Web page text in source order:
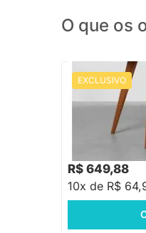
O que os
EXCLUSIVO
Mesa de
Freijó - 88cm
R$ 649,88
10x de R$